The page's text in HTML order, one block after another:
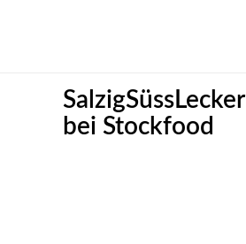
SalzigSüssLecker
bei Stockfood